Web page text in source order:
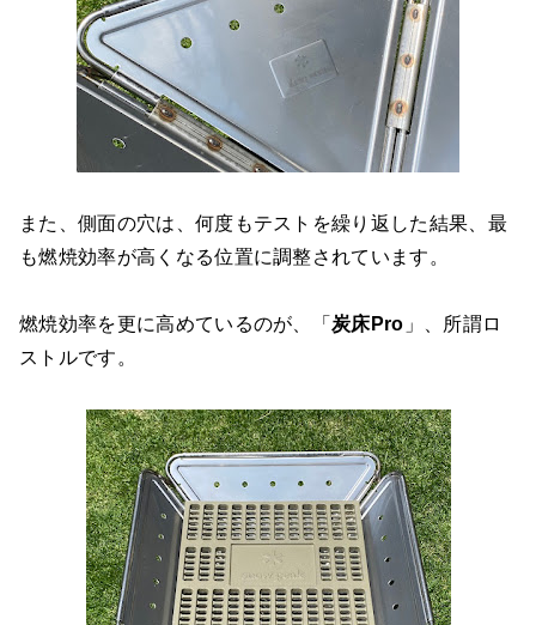
また、側面の穴は、何度もテストを繰り返した結果、最
も燃焼効率が高くなる位置に調整されています。
燃焼効率を更に高めているのが、「炭床Pro 」、所謂ロ
ストルです。